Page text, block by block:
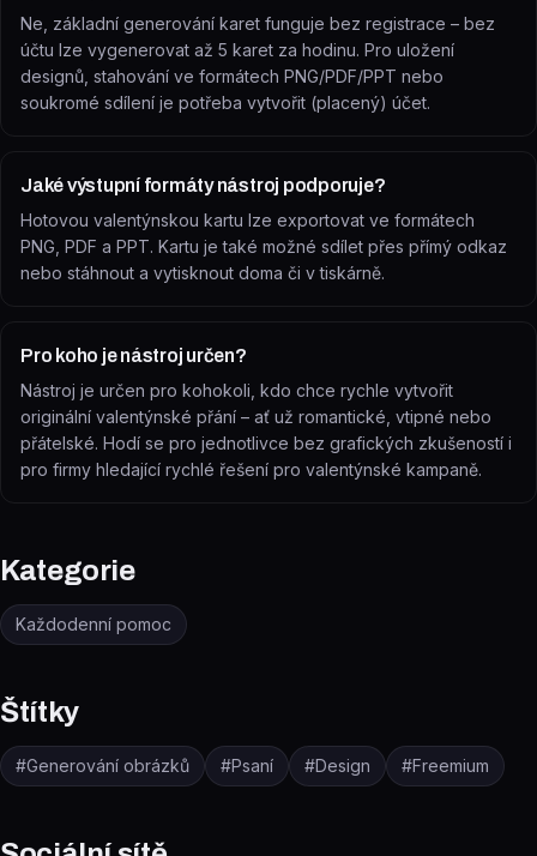
Ne, základní generování karet funguje bez registrace – bez
účtu lze vygenerovat až 5 karet za hodinu. Pro uložení
designů, stahování ve formátech PNG/PDF/PPT nebo
soukromé sdílení je potřeba vytvořit (placený) účet.
Jaké výstupní formáty nástroj podporuje?
Hotovou valentýnskou kartu lze exportovat ve formátech
PNG, PDF a PPT. Kartu je také možné sdílet přes přímý odkaz
nebo stáhnout a vytisknout doma či v tiskárně.
Pro koho je nástroj určen?
Nástroj je určen pro kohokoli, kdo chce rychle vytvořit
originální valentýnské přání – ať už romantické, vtipné nebo
přátelské. Hodí se pro jednotlivce bez grafických zkušeností i
pro firmy hledající rychlé řešení pro valentýnské kampaně.
Kategorie
Každodenní pomoc
Štítky
#Generování obrázků #Psaní #Design #Freemium